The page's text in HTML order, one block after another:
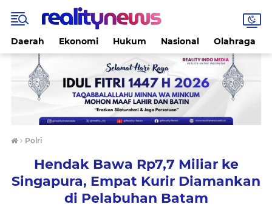
Daerah Ekonomi Hukum Nasional Olahraga
› Polri
Hendak Bawa Rp7,7 Miliar ke
Singapura, Empat Kurir Diamankan
di Pelabuhan Batam